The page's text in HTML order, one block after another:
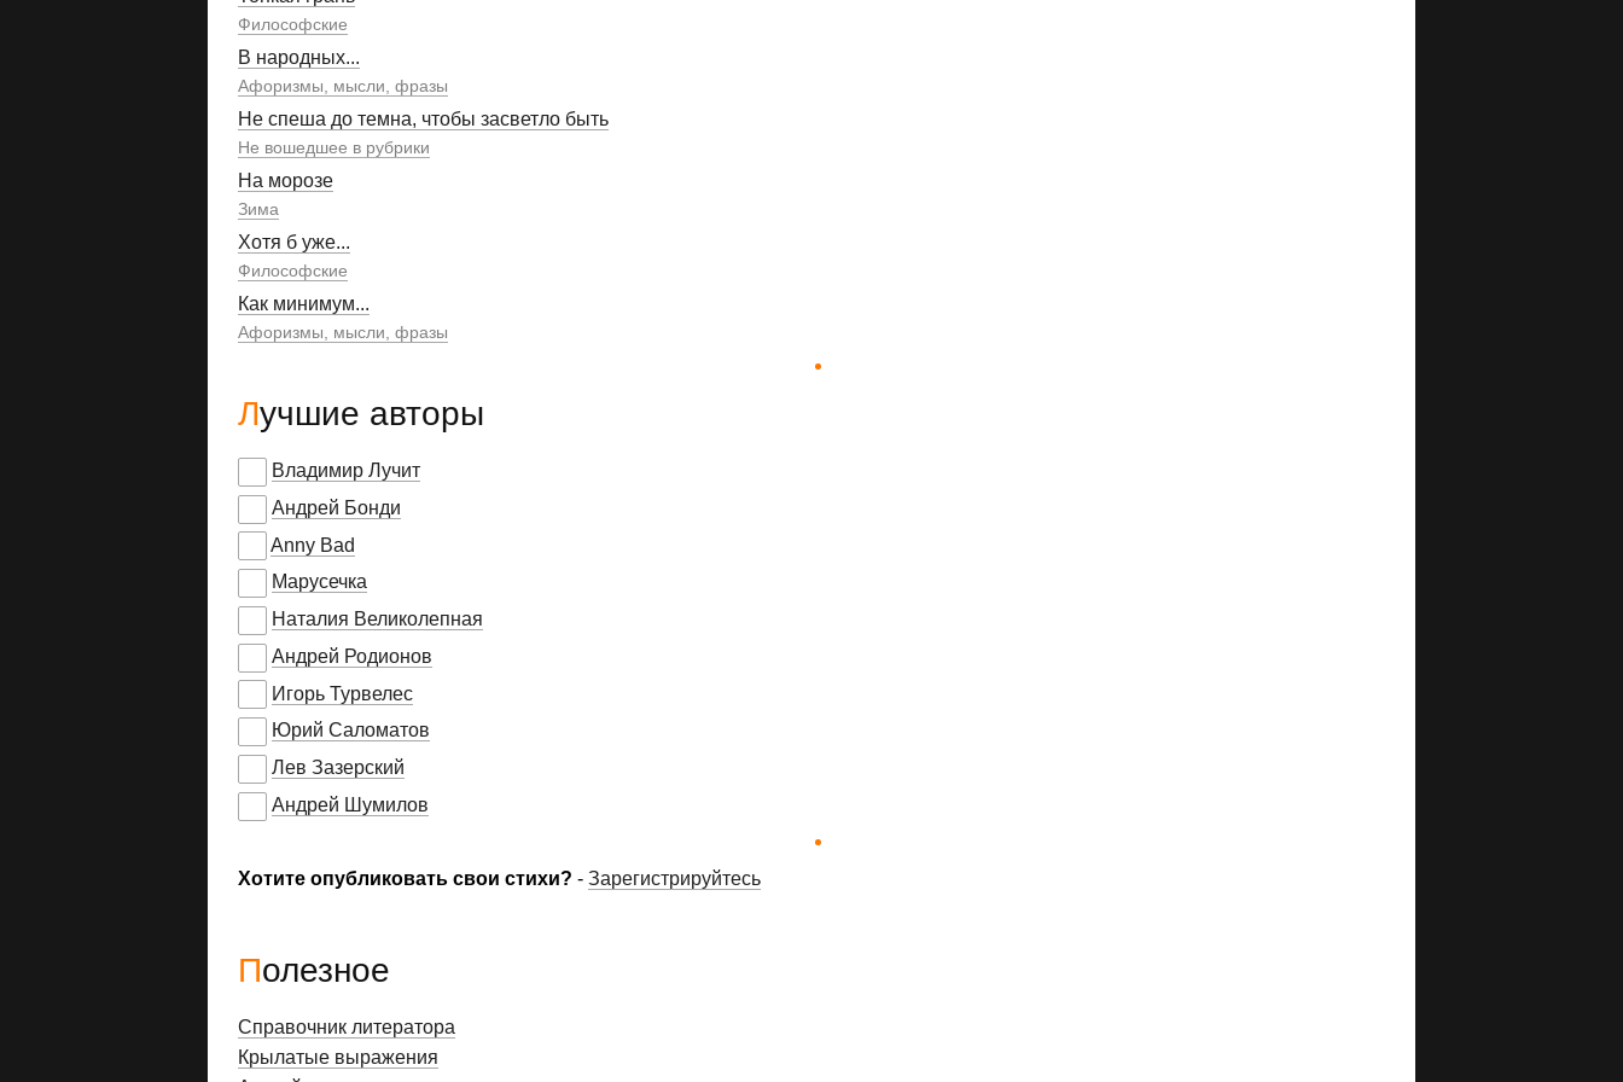
Философские
В народных...
Афоризмы, мысли, фразы
Не спеша до темна, чтобы засветло быть
Не вошедшее в рубрики
На морозе
Зима
Хотя б уже...
Философские
Как минимум...
Афоризмы, мысли, фразы
Лучшие авторы
Владимир Лучит
Андрей Бонди
Anny Bad
Марусечка
Наталия Великолепная
Андрей Родионов
Игорь Турвелес
Юрий Саломатов
Лев Зазерский
Андрей Шумилов
Хотите опубликовать свои стихи? - Зарегистрируйтесь
Полезное
Справочник литератора
Крылатые выражения